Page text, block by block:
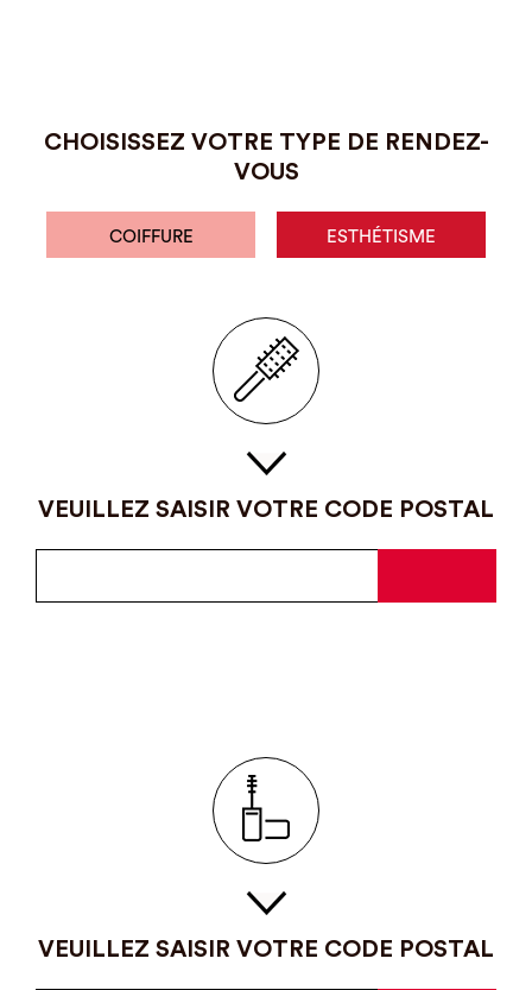
CHOISISSEZ VOTRE TYPE DE RENDEZ-
VOUS
COIFFURE ESTHÉTISME
VEUILLEZ SAISIR VOTRE CODE POSTAL
VEUILLEZ SAISIR VOTRE CODE POSTAL